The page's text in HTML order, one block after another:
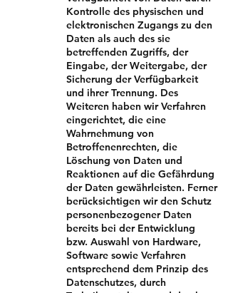
Kontrolle des physischen und
elektronischen Zugangs zu den
Daten als auch des sie
betreffenden Zugriffs, der
Eingabe, der Weitergabe, der
Sicherung der Verfügbarkeit
und ihrer Trennung. Des
Weiteren haben wir Verfahren
eingerichtet, die eine
Wahrnehmung von
Betroffenenrechten, die
Löschung von Daten und
Reaktionen auf die Gefährdung
der Daten gewährleisten. Ferner
berücksichtigen wir den Schutz
personenbezogener Daten
bereits bei der Entwicklung
bzw. Auswahl von Hardware,
Software sowie Verfahren
entsprechend dem Prinzip des
Datenschutzes, durch